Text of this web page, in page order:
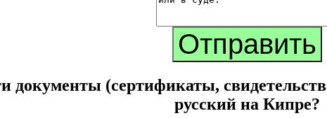
документы (сертификаты,
русский на Кипре?